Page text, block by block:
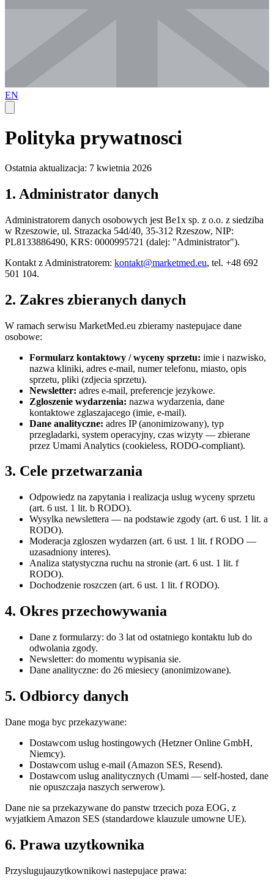
EN
Polityka prywatnosci
Ostatnia aktualizacja: 7 kwietnia 2026
1. Administrator danych
Administratorem danych osobowych jest Be1x sp. z o.o. z siedziba
w Rzeszowie, ul. Strazacka 54d/40, 35-312 Rzeszow, NIP:
PL8133886490, KRS: 0000995721 (dalej: "Administrator").
Kontakt z Administratorem: kontakt@marketmed.eu, tel. +48 692
501 104.
2. Zakres zbieranych danych
W ramach serwisu MarketMed.eu zbieramy nastepujace dane
osobowe:
Formularz kontaktowy / wyceny sprzetu: imie i nazwisko,
nazwa kliniki, adres e-mail, numer telefonu, miasto, opis
sprzetu, pliki (zdjecia sprzetu).
Newsletter: adres e-mail, preferencje jezykowe.
Zgloszenie wydarzenia: nazwa wydarzenia, dane
kontaktowe zglaszajacego (imie, e-mail).
Dane analityczne: adres IP (anonimizowany), typ
przegladarki, system operacyjny, czas wizyty — zbierane
przez Umami Analytics (cookieless, RODO-compliant).
3. Cele przetwarzania
Odpowiedz na zapytania i realizacja uslug wyceny sprzetu
(art. 6 ust. 1 lit. b RODO).
Wysylka newslettera — na podstawie zgody (art. 6 ust. 1 lit. a
RODO).
Moderacja zgloszen wydarzen (art. 6 ust. 1 lit. f RODO —
uzasadniony interes).
Analiza statystyczna ruchu na stronie (art. 6 ust. 1 lit. f
RODO).
Dochodzenie roszczen (art. 6 ust. 1 lit. f RODO).
4. Okres przechowywania
Dane z formularzy: do 3 lat od ostatniego kontaktu lub do
odwolania zgody.
Newsletter: do momentu wypisania sie.
Dane analityczne: do 26 miesiecy (anonimizowane).
5. Odbiorcy danych
Dane moga byc przekazywane:
Dostawcom uslug hostingowych (Hetzner Online GmbH,
Niemcy).
Dostawcom uslug e-mail (Amazon SES, Resend).
Dostawcom uslug analitycznych (Umami — self-hosted, dane
nie opuszczaja naszych serwerow).
Dane nie sa przekazywane do panstw trzecich poza EOG, z
wyjatkiem Amazon SES (standardowe klauzule umowne UE).
6. Prawa uzytkownika
Przyslugujauzytkownikowi nastepujace prawa: